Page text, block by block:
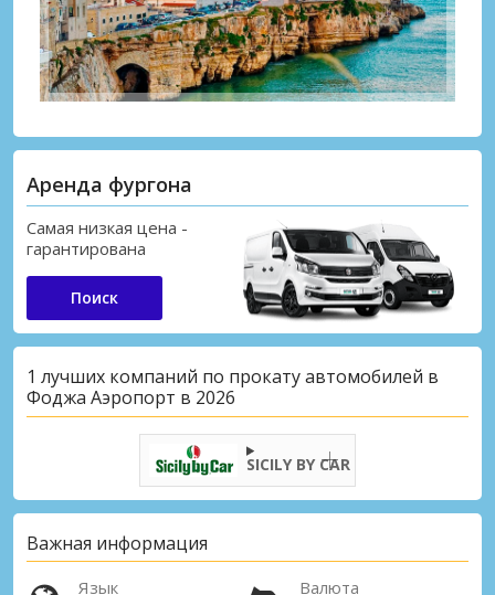
Аренда фургона
Самая низкая цена -
гарантирована
Поиск
1 лучших компаний по прокату автомобилей в
Фоджа Аэропорт в 2026
SICILY BY CAR
Важная информация
Язык Валюта